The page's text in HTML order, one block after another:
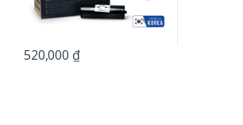
520,000 ₫